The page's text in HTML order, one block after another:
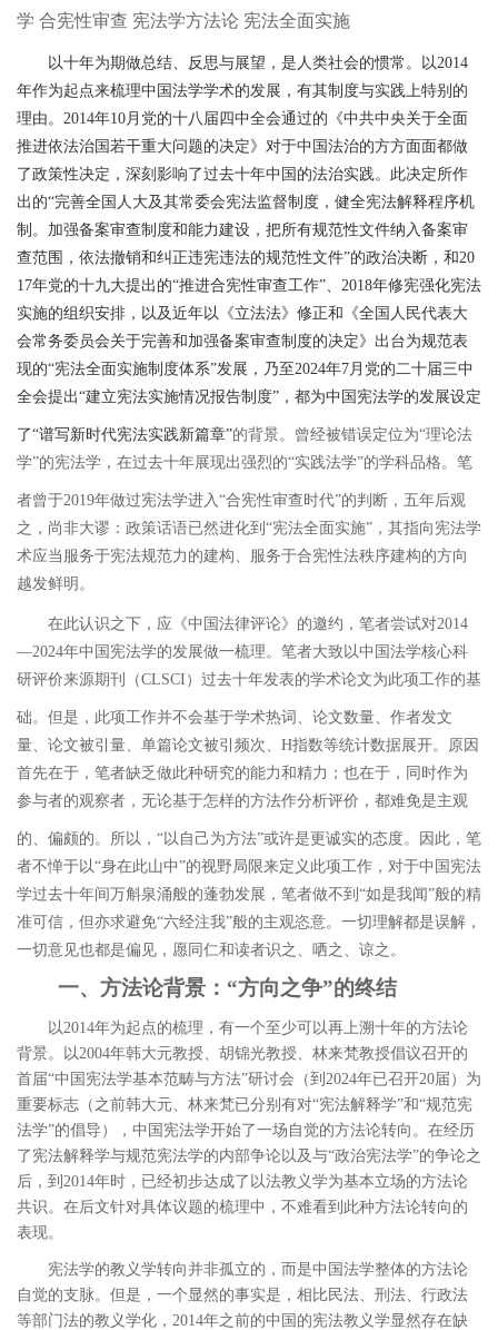
学 合宪性审查 宪法学方法论 宪法全面实施
以十年为期做总结、反思与展望，是人类社会的惯常。以2014
年作为起点来梳理中国法学学术的发展，有其制度与实践上特别的
理由。 2014年10月党的十八届四中全会通过的《中共中央关于全面
推进依法治国若干重大问题的决定》对于中国法治的方方面面都做
了政策性决定，深刻影响了过去十年中国的法治实践。此决定所作
出的“完善全国人大及其常委会宪法监督制度，健全宪法解释程序机
制。加强备案审查制度和能力建设，把所有规范性文件纳入备案审
查范围，依法撤销和纠正违宪违法的规范性文件”的政治决断，和20
17年党的十九大提出的“推进合宪性审查工作”、 2018年修宪强化宪法
实施的组织安排，以及近年以《立法法》修正和《全国人民代表大
会常务委员会关于完善和加强备案审查制度的决定》出台为规范表
现的“宪法全面实施制度体系”发展，乃至2024年7月党的二十届三中
全会提出“建立宪法实施情况报告制度” ，都为中国宪法学的发展设定
了“谱写新时代宪法实践新篇章”的背景。曾经被错误定位为“理论法
学”的宪法学，在过去十年展现出强烈的“实践法学”的学科品格。笔
者曾于2019年做过宪法学进入“合宪性审查时代”的判断，五年后观
之，尚非大谬：政策话语已然进化到 “宪法全面实施” ，其指向宪法学
术应当服务于宪法规范力的建构、服务于合宪性法秩序建构的方向
越发鲜明。
在此认识之下，应《中国法律评论》的邀约，笔者尝试对2014
―2024年中国宪法学的发展做一梳理。笔者大致以中国法学核心科
研评价来源期刊（CLSCI ）过去十年发表的学术论文为此项工作的基
础。 但是，此项工作并不会基于学术热词、论文数量、作者发文
量、论文被引量、单篇论文被引频次、 H指数等统计数据展开。原因
首先在于，笔者缺乏做此种研究的能力和精力；也在于，同时作为
参与者的观察者，无论基于怎样的方法作分析评价，都难免是主观
的、偏颇的。所以， “以自己为方法”或许是更诚实的态度。因此，笔
者不惮于以“身在此山中”的视野局限来定义此项工作，对于中国宪法
学过去十年间万斛泉涌般的蓬勃发展，笔者做不到 “如是我闻”般的精
准可信，但亦求避免“六经注我”般的主观恣意。一切理解都是误解，
一切意见也都是偏见，愿同仁和读者识之、哂之、谅之。
一、方法论背景： “方向之争”的终结
以 2014年为起点的梳理，有一个至少可以再上溯十年的方法论
背景。以 2004年韩大元教授、胡锦光教授、林来梵教授倡议召开的
首届“中国宪法学基本范畴与方法”研讨会（到 2024年已召开20届）为
重要标志（之前韩大元、林来梵已分别有对“宪法解释学”和“规范宪
法学”的倡导），中国宪法学开始了一场自觉的方法论转向。在经历
了宪法解释学与规范宪法学的内部争论以及与“政治宪法学”的争论之
后，到 2014年时，已经初步达成了以法教义学为基本立场的方法论
共识。在后文针对具体议题的梳理中，不难看到此种方法论转向的
表现。
宪法学的教义学转向并非孤立的，而是中国法学整体的方法论
自觉的支脉。但是，一个显然的事实是，相比民法、刑法、行政法
等部门法的教义学化， 2014年之前的中国的宪法教义学显然存在缺